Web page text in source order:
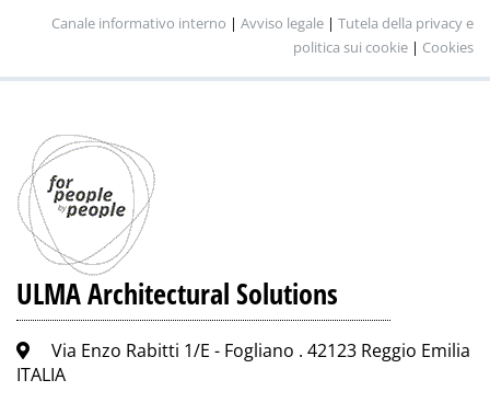
Canale informativo interno | Avviso legale | Tutela della privacy e
politica sui cookie | Cookies
ULMA Architectural Solutions
Via Enzo Rabitti 1/E - Fogliano . 42123 Reggio Emilia
ITALIA